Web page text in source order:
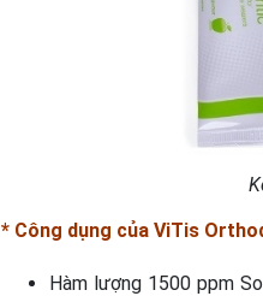
* Công dụng của ViTis
Hàm lượng 1500 ppm